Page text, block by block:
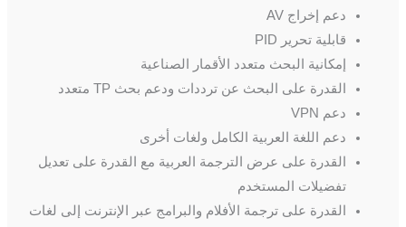
دعم إخراج AV
قابلية تحرير PID
إمكانية البحث متعدد الأقمار الصناعية
القدرة على البحث عن ترددات ودعم بحث TP متعدد
دعم VPN
دعم اللغة العربية الكامل ولغات أخرى
القدرة على عرض الترجمة العربية مع القدرة على تعديل
تفضيلات المستخدم
القدرة على ترجمة الأفلام والبرامج عبر الإنترنت إلى لغات